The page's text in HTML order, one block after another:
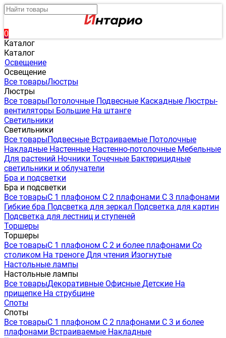
0
Каталог
Каталог
Освещение
Освещение
Все товарыЛюстры
Люстры
Все товарыПотолочные Подвесные Каскадные Люстры-
вентиляторы Большие На штанге
Светильники
Светильники
Все товарыПодвесные Встраиваемые Потолочные
Накладные Настенные Настенно-потолочные Мебельные
Для растений Ночники Точечные Бактерицидные
светильники и облучатели
Бра и подсветки
Бра и подсветки
Все товарыС 1 плафоном С 2 плафонами С 3 плафонами
Гибкие бра Подсветка для зеркал Подсветка для картин
Подсветка для лестниц и ступеней
Торшеры
Торшеры
Все товарыС 1 плафоном С 2 и более плафонами Со
столиком На треноге Для чтения Изогнутые
Настольные лампы
Настольные лампы
Все товарыДекоративные Офисные Детские На
прищепке На струбцине
Споты
Споты
Все товарыС 1 плафоном С 2 плафонами С 3 и более
плафонами Встраиваемые Накладные